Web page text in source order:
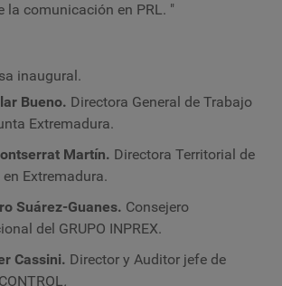
la comunicación en PRL. "
inaugural.
Bueno. Directora General de Trabajo
Extremadura.
Martín. Directora Territorial de
en Extremadura.
Suárez-Guanes. Consejero
del GRUPO INPREX.
Cassini. Director y Auditor jefe de
.